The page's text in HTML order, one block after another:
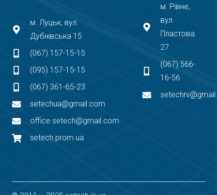
м. Луцьк, вул.
Дубнівська 15
(067) 157-15-15
(095) 157-15-15
(067) 361-65-23
setechua@gmail.com
office.setech@gmail.com
setech.prom.ua
м. Рівне,
вул.
Пластова
27
(067) 566-
16-56